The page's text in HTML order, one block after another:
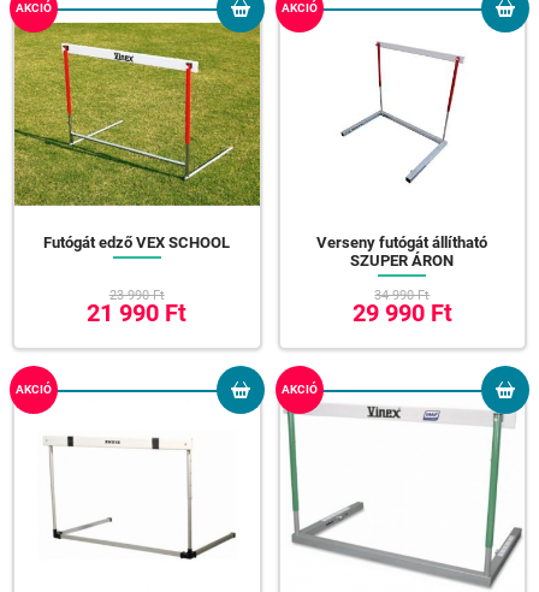
AKCIÓ
Futógát edző VEX SCHOOL
23 990 Ft
21 990 Ft
AKCIÓ
Verseny futógát állítható
SZUPER ÁRON
34 990 Ft
29 990 Ft
AKCIÓ AKCIÓ